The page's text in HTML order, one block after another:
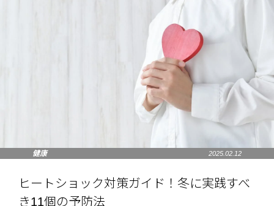
健康 2025.02.12
ヒートショック対策ガイド！冬に実践すべ
き11個の予防法